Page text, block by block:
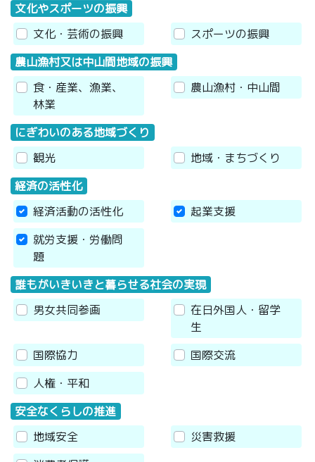
文化やスポーツの振興
文化・芸術の振興
スポーツの振興
農山漁村又は中山間地域の振興
食・産業、漁業、
林業
農山漁村・中山間
にぎわいのある地域づくり
観光
地域・まちづくり
経済の活性化
経済活動の活性化
起業支援
就労支援・労働問
題
誰もがいきいきと暮らせる社会の実現
男女共同参画
在日外国人・留学
生
国際協力
国際交流
人権・平和
安全なくらしの推進
地域安全
災害救援